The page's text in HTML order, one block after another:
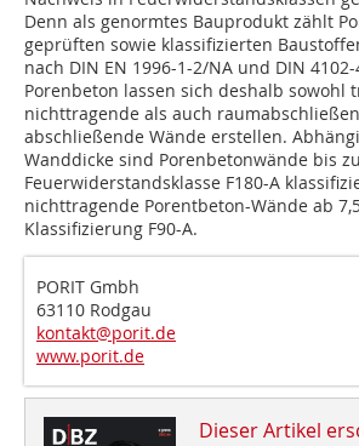
Denn als genormtes Bauprodukt zählt
geprüften sowie klassifizierten
nach DIN EN 1996-1-2/NA und DIN 4102-
Porenbeton lassen sich deshalb sowohl
nichttragende als auch
abschließende Wände erstellen.
Wanddicke sind Porenbetonwände bis
Feuerwiderstandsklasse F180-A
nichttragende Porentbeton-Wände ab
Klassifizierung F90-A.
PORIT Gmbh
63110 Rodgau
kontakt@porit.de
www.porit.de
Dieser Artikel